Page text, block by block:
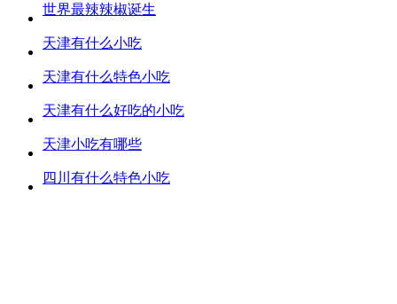
世界最辣辣椒诞生
天津有什么小吃
天津有什么特色小吃
天津有什么好吃的小吃
天津小吃有哪些
四川有什么特色小吃